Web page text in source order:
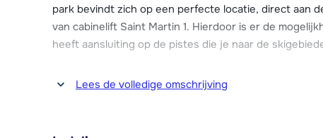
park bevindt zich op een perfecte locatie, direct aan
van cabinelift Saint Martin 1. Hierdoor is er de
heeft aansluiting op de pistes die je naar de
Het authentieke dorp St. Martin de Belleville heeft
een paar tellen naar toe!
Lees de volledige omschrijving